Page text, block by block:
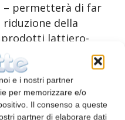
e i nostri partner
per memorizzare e/o
Il consenso a queste
partner di elaborare dati
– permetterà di far
della
prodotti lattiero-
in quasi tutte le
e panna, come
il drammatico
decennio